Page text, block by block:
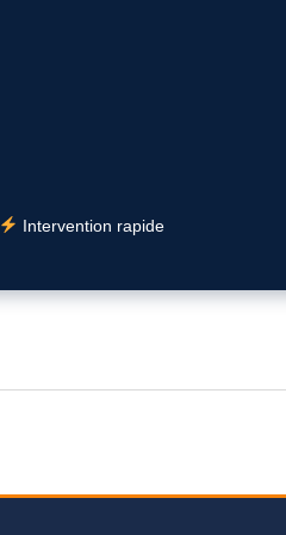
Intervention rapide